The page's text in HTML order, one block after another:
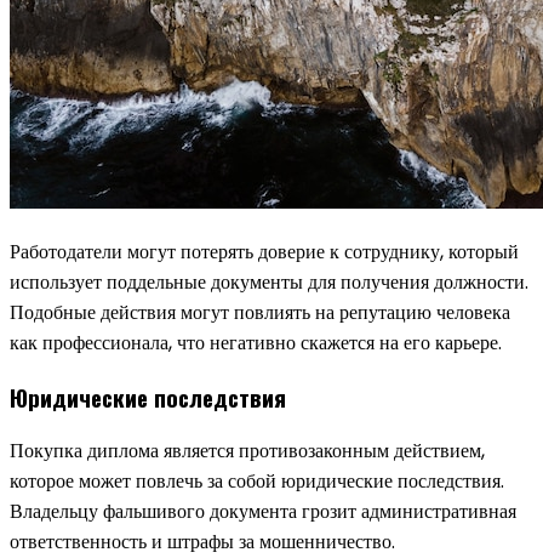
Работодатели могут потерять доверие к сотруднику, который
использует поддельные документы для получения должности.
Подобные действия могут повлиять на репутацию человека
как профессионала, что негативно скажется на его карьере.
Юридические последствия
Покупка диплома является противозаконным действием,
которое может повлечь за собой юридические последствия.
Владельцу фальшивого документа грозит административная
ответственность и штрафы за мошенничество.